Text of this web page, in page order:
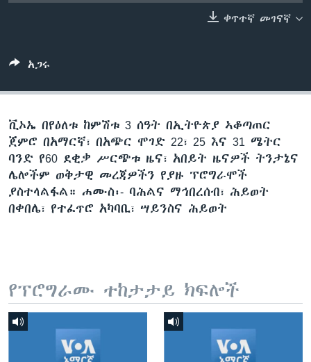
ቀጥተኛ መገናኛ
አጋሩ
ቪኦኤ በየዕለቱ ከምሽቱ 3 ሰዓት በኢትዮጵያ ኣቆጣጠር
ጀምሮ በአማርኛ፣ በአጭር ሞገድ 22፣ 25 እና 31 ሜትር
ባንድ የ60 ደቂቃ ሥርጭቱ ዜና፣ አበይት ዜናዎች ትንታኔና
ሌሎችም ወቅታዊ መረጃዎችን የያዙ ፕሮግራሞች
ያስተላልፋል። ሐሙስ፡- ባሕልና ማኅበረሰብ፣ ሕይወት
በቀበሌ፣ የተፈጥሮ አካባቢ፣ ሣይንስና ሕይወት
የፕሮግራሙ ተከታታይ ክፍሎች